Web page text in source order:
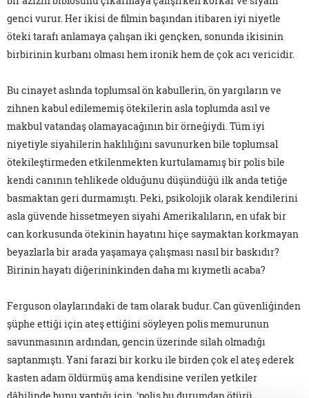
genci vurur. Her ikisi de filmin başından itibaren iyi niyetle
öteki tarafı anlamaya çalışan iki gençken, sonunda ikisinin
birbirinin kurbanı olması hem ironik hem de çok acı vericidir.
Bu cinayet aslında toplumsal ön kabullerin, ön yargıların ve
zihnen kabul edilememiş ötekilerin asla toplumda asıl ve
makbul vatandaş olamayacağının bir örneğiydi. Tüm iyi
niyetiyle siyahilerin haklılığını savunurken bile toplumsal
ötekileştirmeden etkilenmekten kurtulamamış bir polis bile
kendi canının tehlikede olduğunu düşündüğü ilk anda tetiğe
basmaktan geri durmamıştı. Peki, psikolojik olarak kendilerini
asla güvende hissetmeyen siyahi Amerikalıların, en ufak bir
can korkusunda ötekinin hayatını hiçe saymaktan korkmayan
beyazlarla bir arada yaşamaya çalışması nasıl bir baskıdır?
Birinin hayatı diğerininkinden daha mı kıymetli acaba?
Ferguson olaylarındaki de tam olarak budur. Can güvenliğinden
şüphe ettiği için ateş ettiğini söyleyen polis memurunun
savunmasının ardından, gencin üzerinde silah olmadığı
saptanmıştı. Yani farazi bir korku ile birden çok el ateş ederek
kasten adam öldürmüş ama kendisine verilen yetkiler